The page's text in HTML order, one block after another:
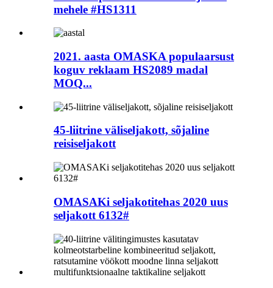
mehele #HS1311
2021. aasta OMASKA populaarsust
koguv reklaam HS2089 madal
MOQ...
45-liitrine väliseljakott, sõjaline
reisiseljakott
OMASAKi seljakotitehas 2020 uus
seljakott 6132#